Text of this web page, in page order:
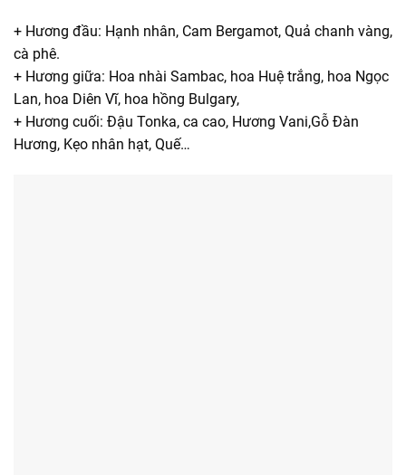
+ Hương đầu: Hạnh nhân, Cam Bergamot, Quả chanh vàng,
cà phê.
+ Hương giữa: Hoa nhài Sambac, hoa Huệ trắng, hoa Ngọc
Lan, hoa Diên Vĩ, hoa hồng Bulgary,
+ Hương cuối: Đậu Tonka, ca cao, Hương Vani,Gỗ Đàn
Hương, Kẹo nhân hạt, Quế…